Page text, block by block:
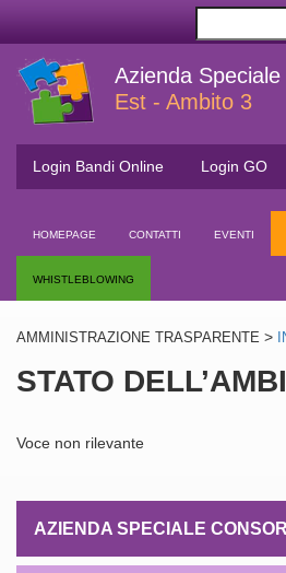
Azienda
Est - Ambito 3
Login Bandi Online Login GO
homepage contatti eventi
whistleblowing
AMMINISTRAZIONE TRASPARENTE >
STATO
Voce non rilevante
AZIENDA SPECIALE